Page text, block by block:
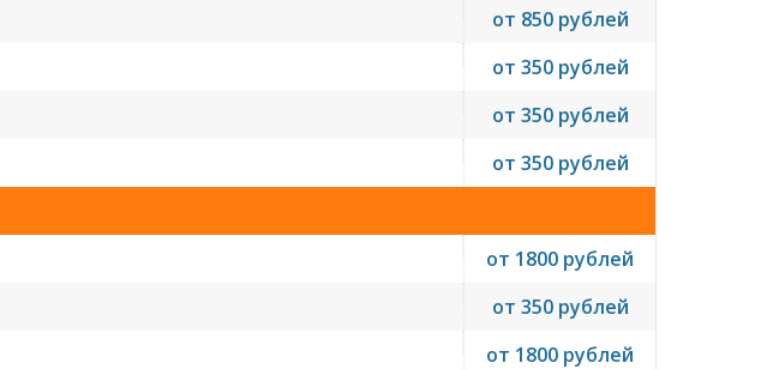
от 850 рублей
от 350 рублей
от 350 рублей
от 350 рублей
от 1800 рублей
от 350 рублей
от 1800 рублей